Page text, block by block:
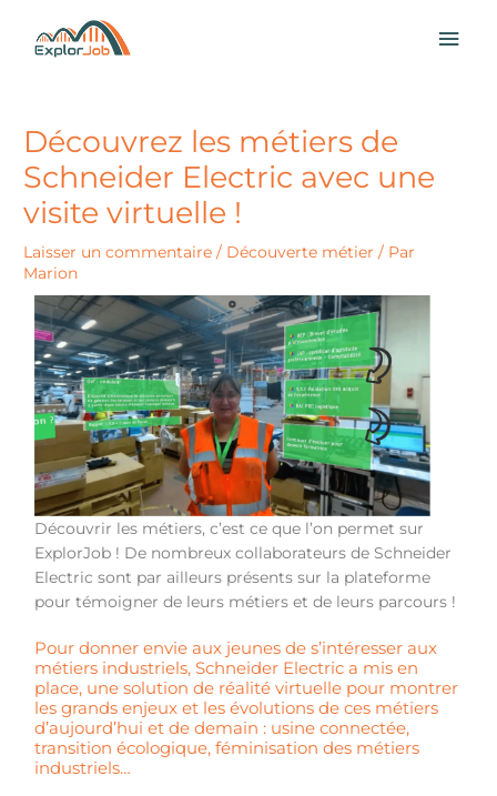
contenu
Découvrez les métiers de
Schneider Electric avec une
visite virtuelle !
Laisser un commentaire / Découverte métier / Par
Marion
Découvrir les métiers, c’est ce que l’on permet sur
ExplorJob ! De nombreux collaborateurs de Schneider
Electric sont par ailleurs présents sur la plateforme
pour témoigner de leurs métiers et de leurs parcours !
Pour donner envie aux jeunes de s’intéresser aux
métiers industriels, Schneider Electric a mis en
place, une solution de réalité virtuelle pour montrer
les grands enjeux et les évolutions de ces métiers
d’aujourd’hui et de demain : usine connectée,
transition écologique, féminisation des métiers
industriels…